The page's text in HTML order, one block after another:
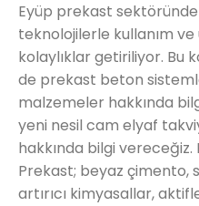
Eyüp prekast
teknolojilerle kullanım
kolaylıklar getiriliyor. Bu
de prekast beton
malzemeler hakkında
yeni nesil cam elyaf
hakkında bilgi vereceğiz.
Prekast; beyaz çimento,
artırıcı kimyasallar,